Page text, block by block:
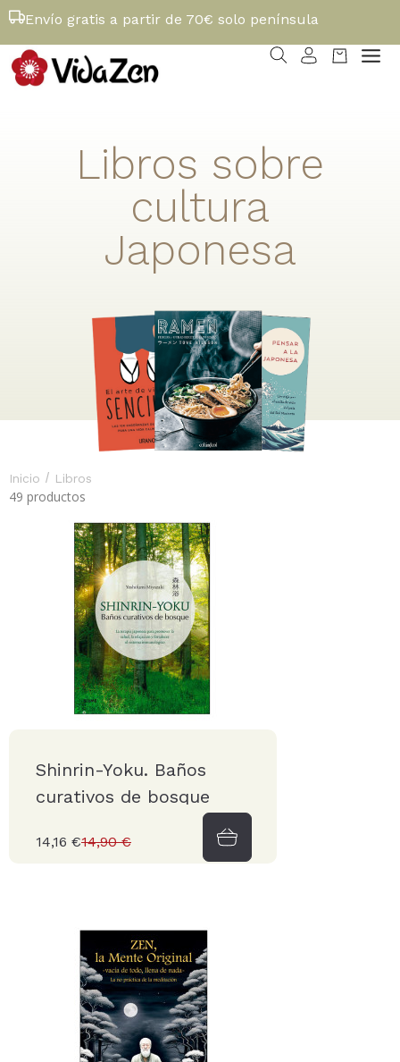
Envío gratis a partir de 70€ solo península
Libros sobre
cultura
Japonesa
Inicio / Libros
49 productos
Shinrin-Yoku. Baños
curativos de bosque
14,16 €14,90 €